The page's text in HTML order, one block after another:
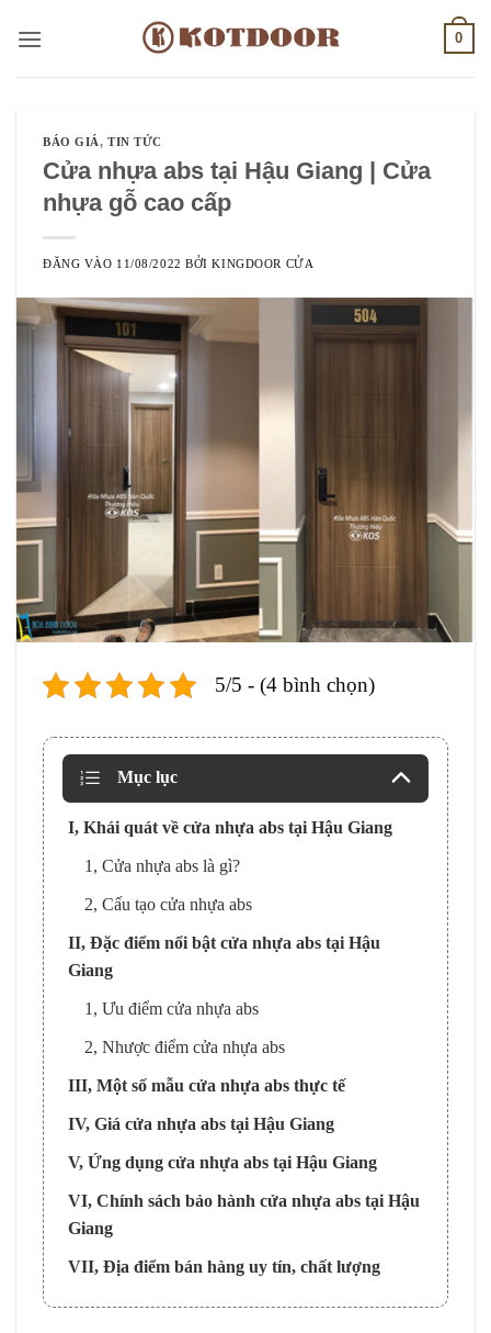
qua
0
BÁO GIÁ,TIN TỨC
Cửa nhựa abs tại Hậu Giang | Cửa
nhựa gỗ cao cấp
ĐĂNG VÀO 11/08/2022 BỞIKINGDOOR CỬA
5/5 - (4 bình chọn)
Mục lục
I, Khái quát về cửa nhựa abs tại Hậu Giang
1, Cửa nhựa abs là gì?
2, Cấu tạo cửa nhựa abs
II, Đặc điểm nổi bật cửa nhựa abs tại Hậu
Giang
1, Ưu điểm cửa nhựa abs
2, Nhược điểm cửa nhựa abs
III, Một số mẫu cửa nhựa abs thực tế
IV, Giá cửa nhựa abs tại Hậu Giang
V, Ứng dụng cửa nhựa abs tại Hậu Giang
VI, Chính sách bảo hành cửa nhựa abs tại Hậu
Giang
VII, Địa điểm bán hàng uy tín, chất lượng